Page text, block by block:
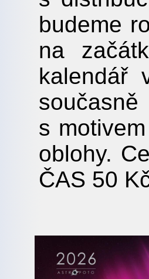
budeme
na
kalendář
s
oblohy.
ČAS 50